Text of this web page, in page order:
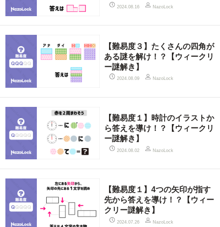
2024.08.16 NazoLock
【難易度３】たくさんの四角が
ある謎を解け！？【ウィークリ
ー謎解き】
2024.08.09 NazoLock
【難易度１】時計のイラストか
ら答えを導け！？【ウィークリ
ー謎解き】
2024.08.02 NazoLock
【難易度１】4つの矢印が指す
先から答えを導け！？【ウィー
クリー謎解き】
2024.07.26 NazoLock